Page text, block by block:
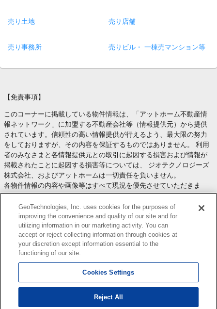
売り土地 売り店舗
売り事務所 売りビル・ 一棟売マンション等
【免責事項】
このコーナーに掲載している物件情報は、「アットホーム不動産情
報ネットワーク」に加盟する不動産会社等（情報提供元）から提供
されています。信頼性の高い情報提供が行えるよう、最大限の努力
をしておりますが、その内容を保証するものではありません。 利用
者のみなさまと各情報提供元との取引に起因する損害および情報が
掲載されたことに起因する損害等については、 ジオテクノロジーズ
株式会社、およびアットホームは一切責任を負いません。
各物件情報の内容や画像等はすべて現況を優先させていただきま
す。
お取引等（お取引の準備、資金調達等を含みます）の際には、内容
や契約条件等について、 各情報提供元より十分な説明を受け、ご自
身でご確認の上、判断してください。
このコーナーへの物件情報のご掲載、その他不動産業務ソリューシ
ョン等についての不動産会社様のお問合せはこちら
します。
Copyright(c) At Home Co.,Ltd. このサイトに掲載している情報の無断転載を禁止します。著作権
はアットホーム（株）またはその情報提供者に帰属します。
GeoTechnologies, Inc. uses cookies for the purposes of
improving the convenience and quality of our site and for
utilizing information in our marketing activity. You can
accept or reject collecting information through cookies at
your discretion except information essential to the
functioning of our site.
Cookies Settings
Reject All